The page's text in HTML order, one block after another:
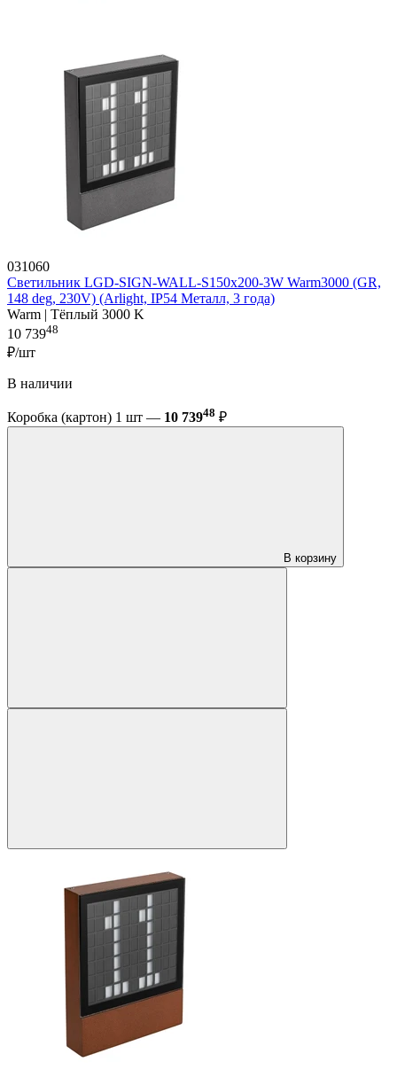
031060
Светильник LGD-SIGN-WALL-S150x200-3W Warm3000 (GR,
148 deg, 230V) (Arlight, IP54 Металл, 3 года)
Warm | Тёплый 3000 K
10 73948
₽/шт
В наличии
Коробка (картон) 1 шт — 10 73948 ₽
В корзину